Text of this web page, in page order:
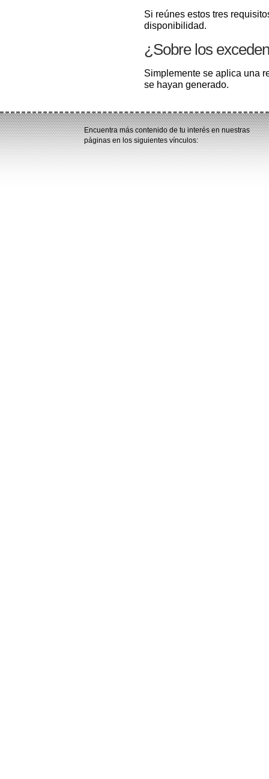
Si reúnes estos tres
disponibilidad.
¿Sobre los
Simplemente se aplica una
se hayan generado.
Encuentra más contenido de tu interés en nuestras
páginas en los siguientes vínculos: